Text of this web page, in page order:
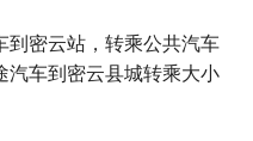
到密云站，转乘公共汽车
汽车到密云县城转乘大小